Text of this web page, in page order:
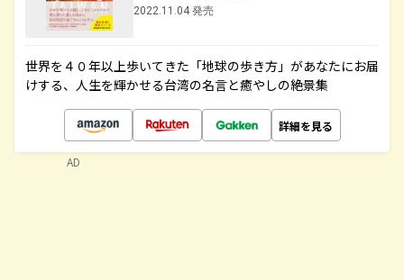
2022.11.04 発売
世界を４０年以上歩いてきた「地球の歩き方」があなたにお届
けする、人生を輝かせる台湾の名言と癒やしの絶景集
詳細を見る
AD